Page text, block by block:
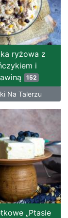
ryżowa z
i
152
Na Talerzu
„Ptasie